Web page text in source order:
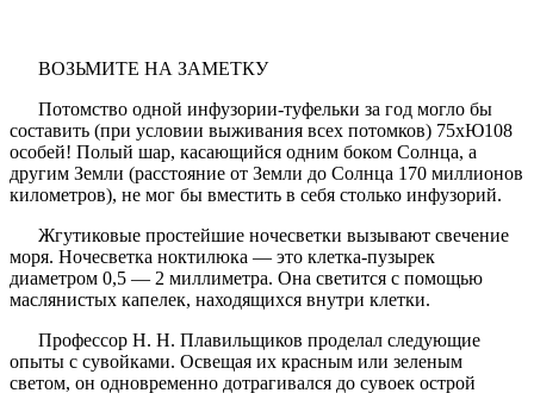
ВОЗЬМИТЕ НА ЗАМЕТКУ
Потомство одной инфузории-туфельки за год могло бы
составить (при условии выживания всех потомков) 75хЮ108
особей! Полый шар, касающийся одним боком Солнца, а
другим Земли (расстояние от Земли до Солнца 170 миллионов
километров), не мог бы вместить в себя столько инфузорий.
Жгутиковые простейшие ночесветки вызывают свечение
моря. Ночесветка ноктилюка — это клетка-пузырек
диаметром 0,5 — 2 миллиметра. Она светится с помощью
маслянистых капелек, находящихся внутри клетки.
Профессор Н. Н. Плавильщиков проделал следующие
опыты с сувойками. Освещая их красным или зеленым
светом, он одновременно дотрагивался до сувоек острой